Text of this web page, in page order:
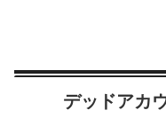
デッドアカ